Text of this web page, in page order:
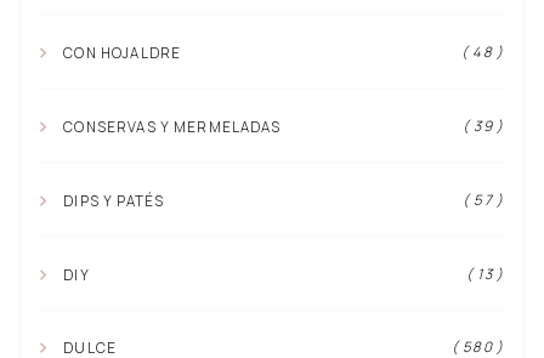
CON HOJALDRE ( 48 )
CONSERVAS Y MERMELADAS ( 39 )
DIPS Y PATÉS ( 57 )
DIY ( 13 )
DULCE ( 580 )